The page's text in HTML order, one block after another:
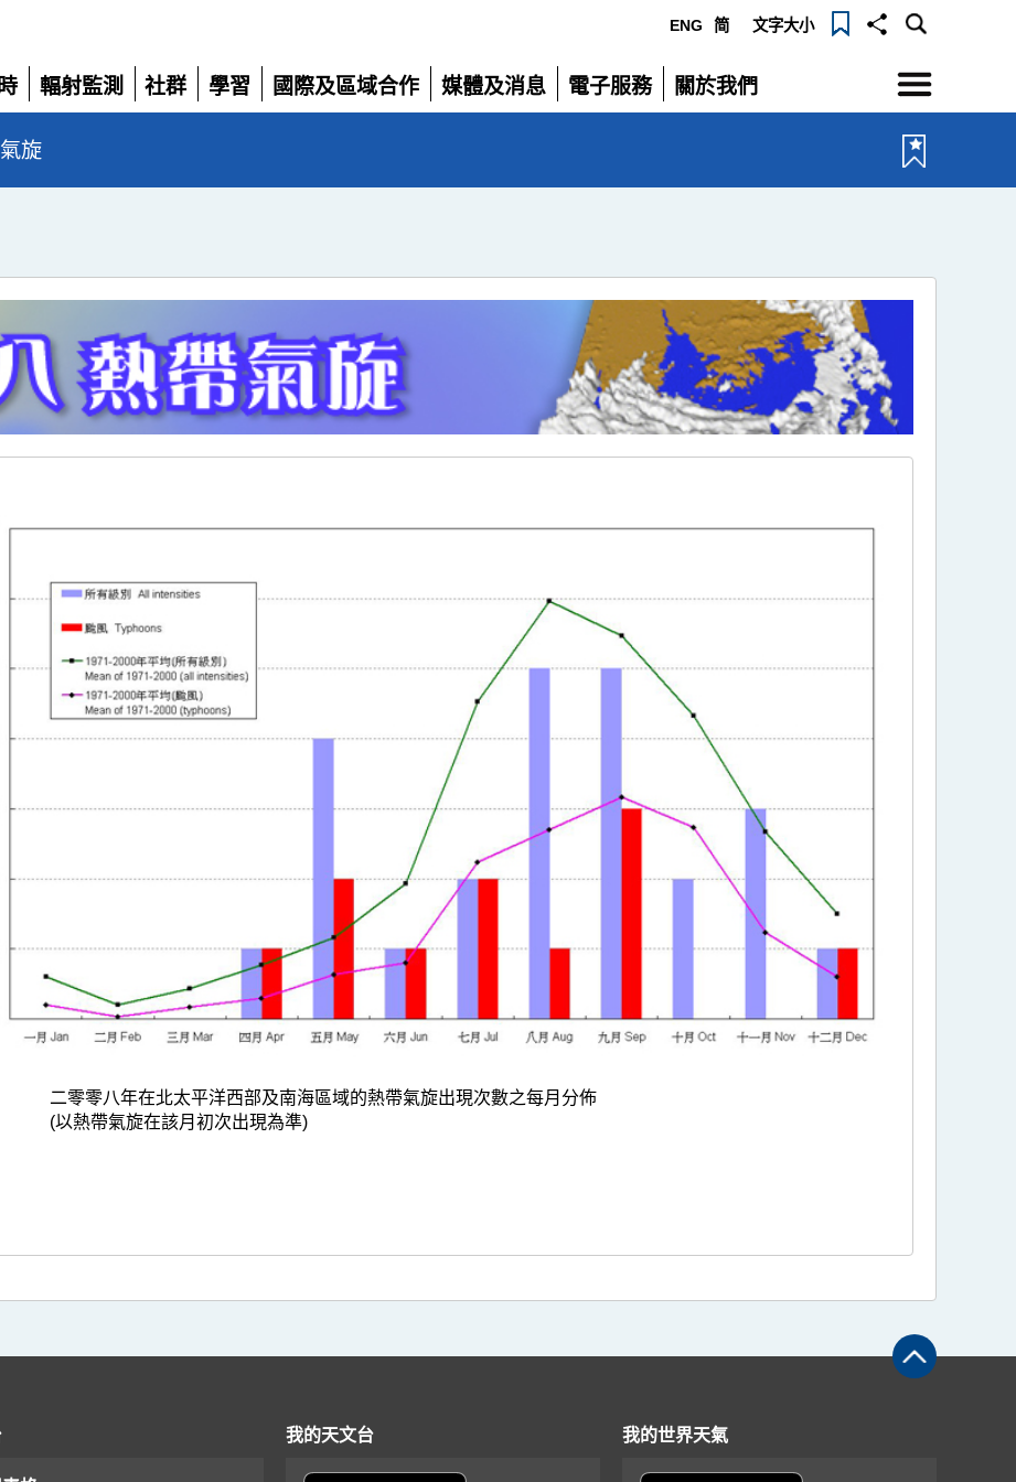
ENG 简 文字大小
輻射監測
展
開
社群
展
學習
展
國際及區域合作
展
媒體及消息
展
電子服務
展
關於我們
展
選
單
旋
二零零八年在北太平洋西部及南海區域的熱帶氣旋出現次數之每月分佈
(以熱帶氣旋在該月初次出現為準)
我的天文台 我的世界天氣